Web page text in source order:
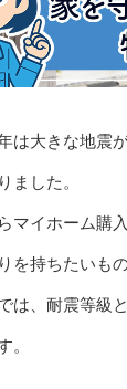
は大きな地震
ました。
マイホーム購
を持ちたいもの
は、耐震等級
。